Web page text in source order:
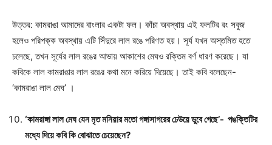
উত্তর: কামরাঙা আমাদের বাংলার একটা ফল। কাঁচা অবস্থায় এই ফলটির রং সবুজ
হলেও পরিপক্ক অবস্থায় এটি সিঁদুরে লাল রঙে পরিণত হয়। সূর্য যখন অস্তমিত হতে
চলেছে, তখন সূর্যের লাল রঙের আভায় আকাশের মেঘও রক্তিম বর্ণ ধারণ করেছে। যা
কবিকে লাল কামরাঙার লাল রঙের কথা মনে করিয়ে দিয়েছে। তাই কবি বলেছেন-
‘কামরাঙা লাল মেঘ’ ।
‘কামরাঙ্গা লাল মেঘ যেন মৃত মনিয়ার মতো গঙ্গাসাগরের ঢেউয়ে ডুবে গেছে’- পঙক্তিটির
মধ্যে দিয়ে কবি কি বোঝাতে চেয়েছেন?